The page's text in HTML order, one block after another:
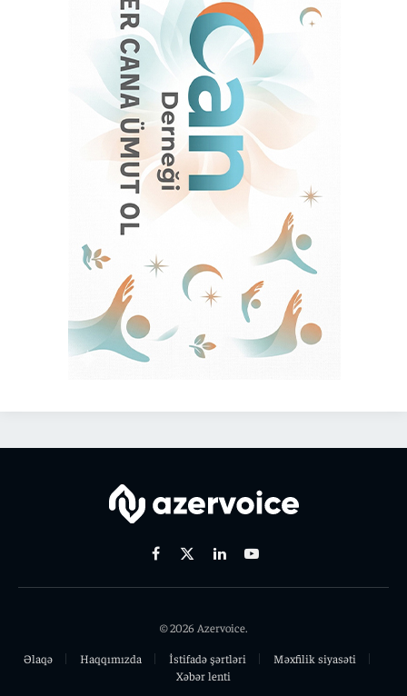
Facebook
X
LinkedinYoutube
© 2026 Azervoice.
Əlaqə
Haqqımızda İstifadə şərtləri
Məxfilik siyasəti
Xəbər lenti